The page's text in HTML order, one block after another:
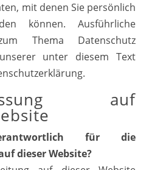
mit denen Sie persönlich
können. Ausführliche
Thema Datenschutz
unter diesem Text
auf
für die
dieser Website?